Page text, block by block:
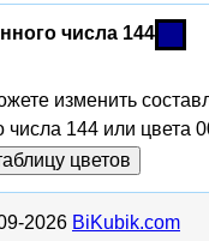
числа 144
изменить
числа 144 или цвета
цветов
2026 BiKubik.com